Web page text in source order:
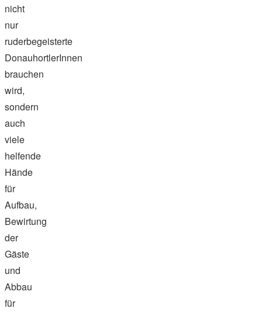
nicht
nur
ruderbegeisterte
DonauhortlerInnen
brauchen
wird,
sondern
auch
viele
helfende
Hände
für
Aufbau,
Bewirtung
der
Gäste
und
Abbau
für